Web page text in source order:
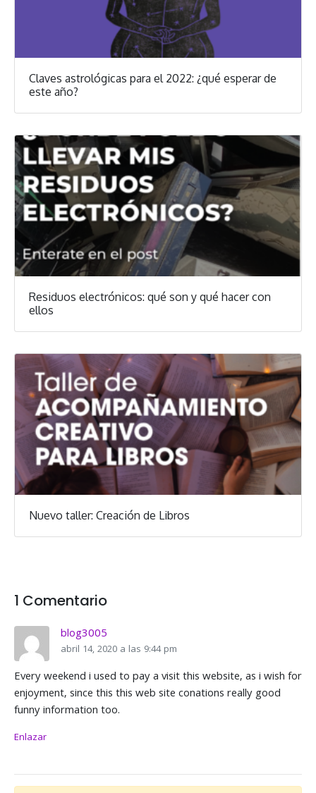
Claves astrológicas para el 2022: ¿qué esperar de
este año?
Residuos electrónicos: qué son y qué hacer con
ellos
Nuevo taller: Creación de Libros
1 Comentario
blog3005
abril 14, 2020 a las 9:44 pm
Every weekend i used to pay a visit this website, as i wish for
enjoyment, since this this web site conations really good
funny information too.
Enlazar